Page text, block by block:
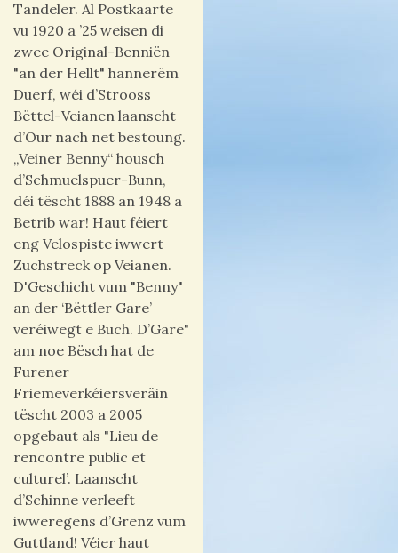
Tandeler. Al Postkaarte
vu 1920 a ’25 weisen di
zwee Original-Benniën
"an der Hellt" hannerëm
Duerf, wéi d’Strooss
Bëttel-Veianen laanscht
d’Our nach net bestoung.
„Veiner Benny“ housch
d’Schmuelspuer-Bunn,
déi tëscht 1888 an 1948 a
Betrib war! Haut féiert
eng Velospiste iwwert
Zuchstreck op Veianen.
D'Geschicht vum "Benny"
an der ‘Bëttler Gare’
veréiwegt e Buch. D’Gare"
am noe Bësch hat de
Furener
Friemeverkéiersveräin
tëscht 2003 a 2005
opgebaut als "Lieu de
rencontre public et
culturel’. Laanscht
d’Schinne verleeft
iwweregens d’Grenz vum
Guttland! Véier haut